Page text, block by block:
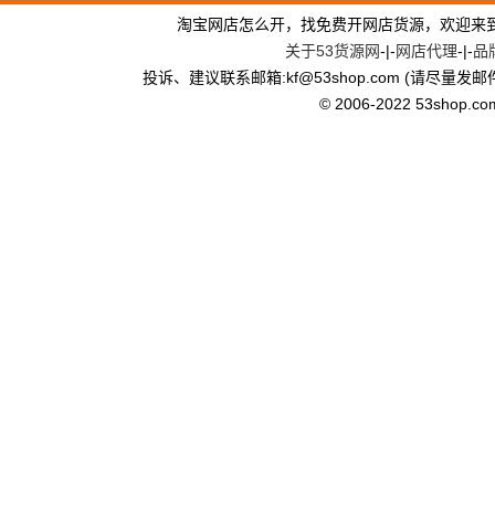
·抖音商城如何开发票？
淘宝网店怎么开，找免费开网店货源，欢迎
关于53货源网-|-网店代理-|-品
投诉、建议联系邮箱:kf@53shop.com (请尽量发
© 2006-2022